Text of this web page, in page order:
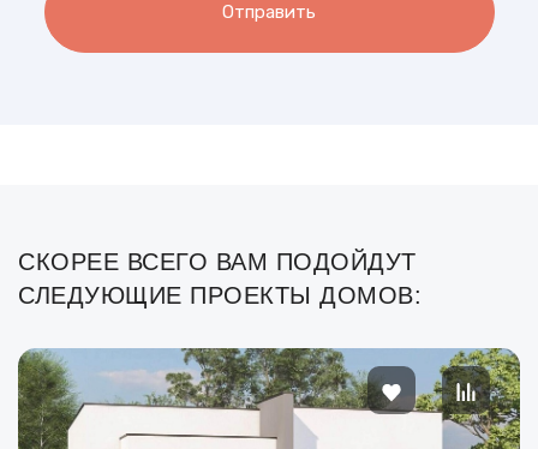
Отправить
СКОРЕЕ ВСЕГО ВАМ ПОДОЙДУТ
СЛЕДУЮЩИЕ ПРОЕКТЫ ДОМОВ: